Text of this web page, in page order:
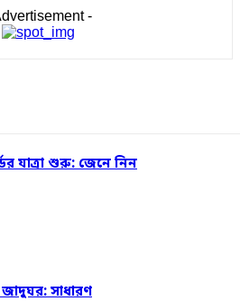
-
যাত্রা শুরু: জেনে নিন
সাধারণ